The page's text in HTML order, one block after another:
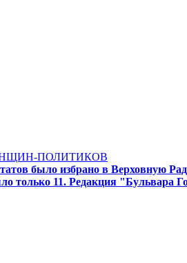
ПОЛИТИКОВ
было избрано в Верховную
только 11. Редакция "Бульвара